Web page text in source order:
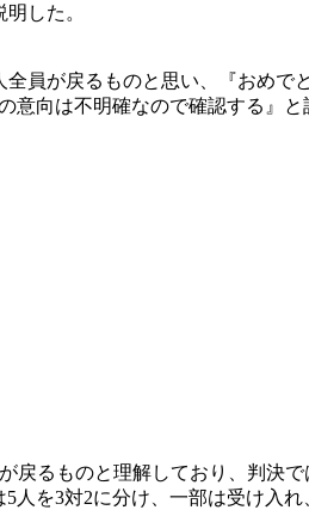
した。
員が戻るものと思い、『おめ
意向は不明確なので確認する』と
戻るものと理解しており、判決
人を3対2に分け、一部は受け入